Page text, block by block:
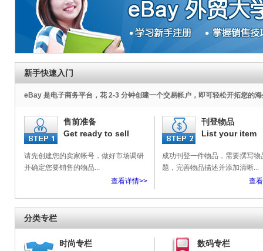
新手快速入门
eBay 是电子商务平台，花 2-3 分钟创建一个交易帐户，即可轻松开拓您的
售前准备
Get ready to sell
请先创建您的卖家帐号，做好市场调研
并确定您要销售的物品...
查看详情>>
刊登物品
List your item
成功刊登一件物品，需要撰写物
题，完善物品描述并添加清晰...
查
分类专栏
时尚专栏 数码专栏